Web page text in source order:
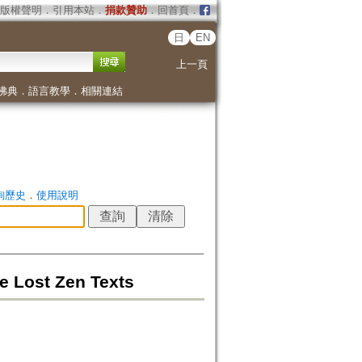
版權聲明 ． 引用本站． 捐款贊助．回首頁．
日 EN
上一頁
典． 語言教學． 相關連結
歷史 ． 使用說明
Lost Zen Texts